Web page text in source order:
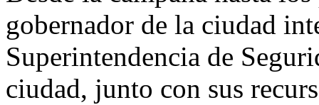
gobernador de la ciudad
Superintendencia de
ciudad, junto con sus